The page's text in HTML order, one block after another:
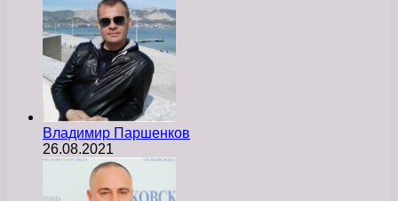
Владимир Паршенков
26.08.2021